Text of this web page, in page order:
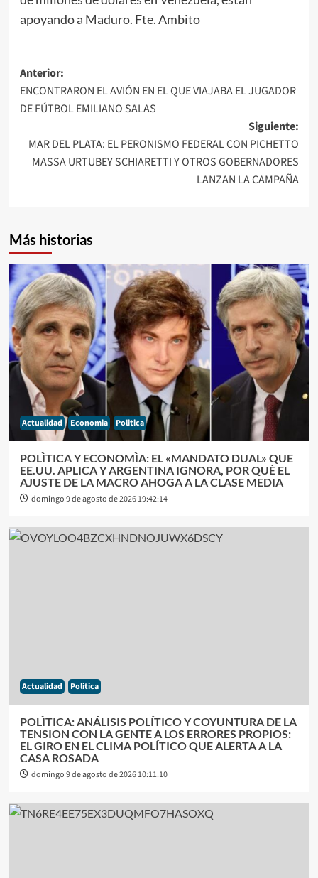
apoyando a Maduro. Fte. Ambito
Navegación
de
Anterior:
ENCONTRARON EL AVIÓN EN EL QUE VIAJABA EL JUGADOR
DE FÚTBOL EMILIANO SALAS
Siguiente:
MAR DEL PLATA: EL PERONISMO FEDERAL CON PICHETTO
MASSA URTUBEY SCHIARETTI Y OTROS GOBERNADORES
LANZAN LA CAMPAÑA
Más historias
Actualidad Economia Politica
POLÌTICA Y ECONOMÌA: EL «MANDATO DUAL» QUE
EE.UU. APLICA Y ARGENTINA IGNORA, POR QUÈ EL
AJUSTE DE LA MACRO AHOGA A LA CLASE MEDIA
domingo 9 de agosto de 2026 19:42:14
Actualidad Politica
POLÌTICA: ANÁLISIS POLÍTICO Y COYUNTURA DE LA
TENSION CON LA GENTE A LOS ERRORES PROPIOS:
EL GIRO EN EL CLIMA POLÍTICO QUE ALERTA A LA
CASA ROSADA
domingo 9 de agosto de 2026 10:11:10